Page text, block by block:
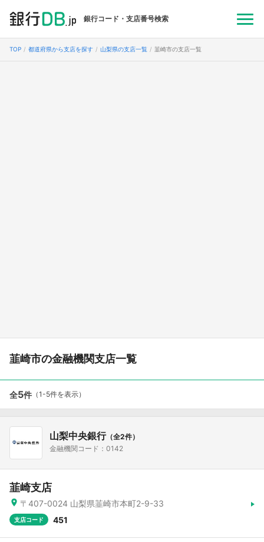
銀行コード・支店番号検索
TOP 都道府県から支店を探す 山梨県の支店一覧 韮崎市の支店一覧
韮崎市の金融機関支店一覧
全5件 （1-5件を表示）
山梨中央銀行（全2件）
金融機関コード：0142
韮崎支店
〒407-0024 山梨県韮崎市本町2-9-33
支店コード 451